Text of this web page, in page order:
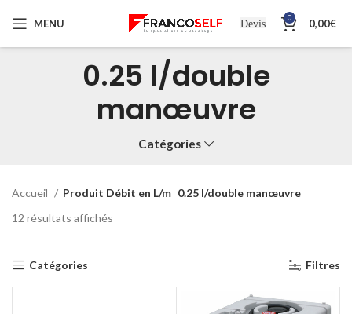
MENU Devis 0 0,00€
0.25 l/double
manœuvre
Catégories
Accueil Produit Débit en L/m 0.25 l/double manœuvre
12 résultats affichés
Catégories Filtres